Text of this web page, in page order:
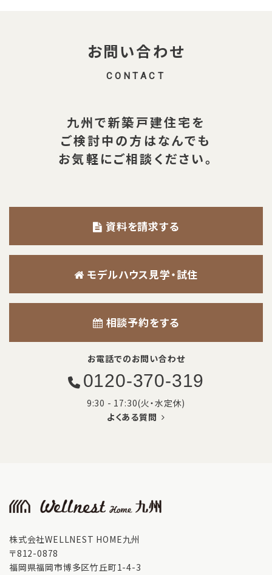
お問い合わせ
CONTACT
九州で新築戸建住宅を
ご検討中の方はなんでも
お気軽にご相談ください。
資料を請求する
モデルハウス見学・試住
相談予約をする
お電話でのお問い合わせ
0120-370-319
9:30 - 17:30(火・水定休)
よくある質問
株式会社WELLNEST HOME九州
〒812-0878
福岡県福岡市博多区竹丘町1-4-3